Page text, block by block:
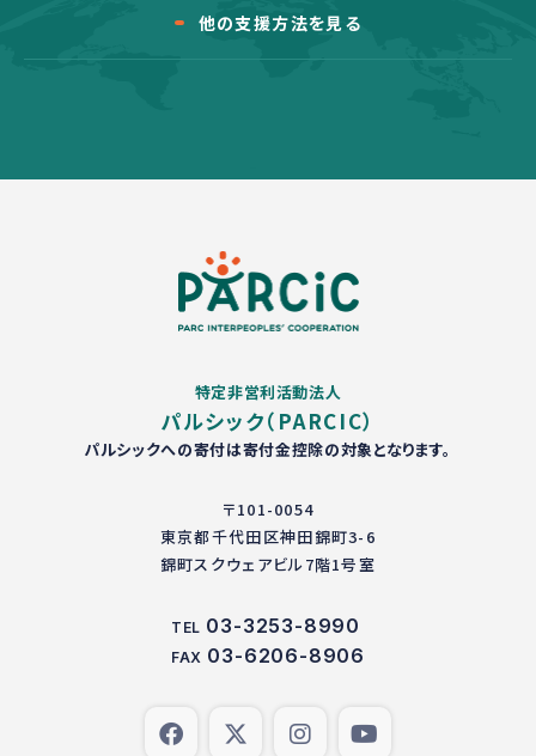
他の支援方法を見る
特定非営利活動法人
パルシック（PARCIC）
パルシックへの寄付は寄付金控除の対象となります。
〒101-0054
東京都千代田区神田錦町3-6
錦町スクウェアビル7階1号室
TEL 03-3253-8990
FAX 03-6206-8906